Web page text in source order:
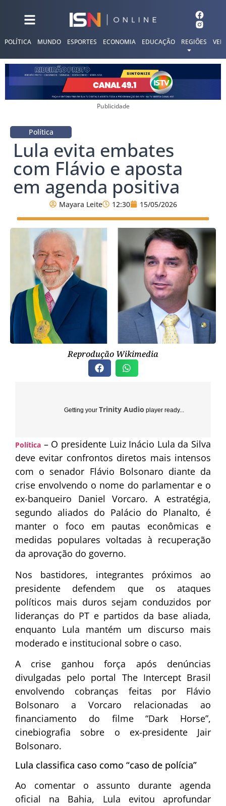
POLÍTICA MUNDO ESPORTES ECONOMIA EDUCAÇÃO REGIÕES
Publicidade
Política
Lula evita embates
com Flávio e aposta
em agenda positiva
Mayara Leite 12:30 15/05/2026
Reprodução Wikimedia
Getting your Trinity Audio player ready...
Política – O presidente Luiz Inácio Lula da Silva
deve evitar confrontos diretos mais intensos
com o senador Flávio Bolsonaro diante da
crise envolvendo o nome do parlamentar e o
ex-banqueiro Daniel Vorcaro. A estratégia,
segundo aliados do Palácio do Planalto, é
manter o foco em pautas econômicas e
medidas populares voltadas à recuperação
da aprovação do governo.
Nos bastidores, integrantes próximos ao
presidente defendem que os ataques
políticos mais duros sejam conduzidos por
lideranças do PT e partidos da base aliada,
enquanto Lula mantém um discurso mais
moderado e institucional sobre o caso.
A crise ganhou força após denúncias
divulgadas pelo portal The Intercept Brasil
envolvendo cobranças feitas por Flávio
Bolsonaro a Vorcaro relacionadas ao
financiamento do filme “Dark Horse”,
cinebiografia sobre o ex-presidente Jair
Bolsonaro.
Lula classifica caso como “caso de polícia”
Ao comentar o assunto durante agenda
oficial na Bahia, Lula evitou aprofundar